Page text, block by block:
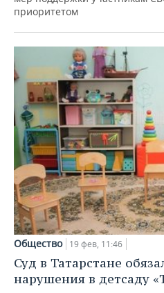
приоритетом
Общество 19 фев, 11:46
Суд в Татарстане
нарушения в детсаду